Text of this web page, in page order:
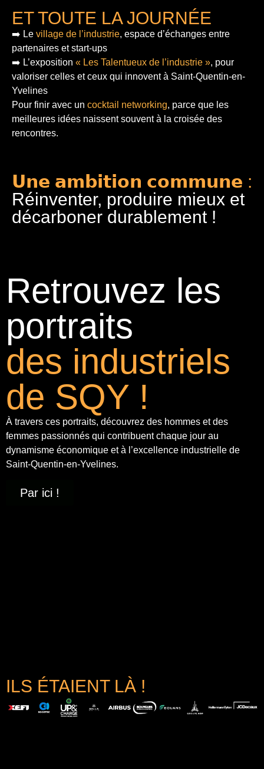
ET TOUTE LA JOURNÉE
➡️ Le village de l’industrie, espace d’échanges entre
partenaires et start-ups
➡️ L’exposition « Les Talentueux de l’industrie », pour
valoriser celles et ceux qui innovent à Saint-Quentin-en-
Yvelines
Pour finir avec un cocktail networking, parce que les
meilleures idées naissent souvent à la croisée des
rencontres.
𝗨𝗻𝗲 𝗮𝗺𝗯𝗶𝘁𝗶𝗼𝗻 𝗰𝗼𝗺𝗺𝘂𝗻𝗲 :
Réinventer, produire mieux et
décarboner durablement !
Retrouvez les
portraits
des industriels
de SQY !
À travers ces portraits, découvrez des hommes et des
femmes passionnés qui contribuent chaque jour au
dynamisme économique et à l’excellence industrielle de
Saint-Quentin-en-Yvelines.
Par ici !
ILS ÉTAIENT LÀ !